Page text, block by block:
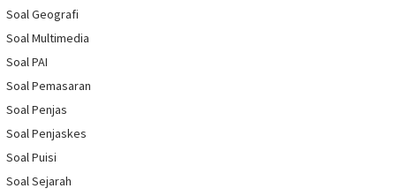
Soal Geografi
Soal Multimedia
Soal PAI
Soal Pemasaran
Soal Penjas
Soal Penjaskes
Soal Puisi
Soal Sejarah